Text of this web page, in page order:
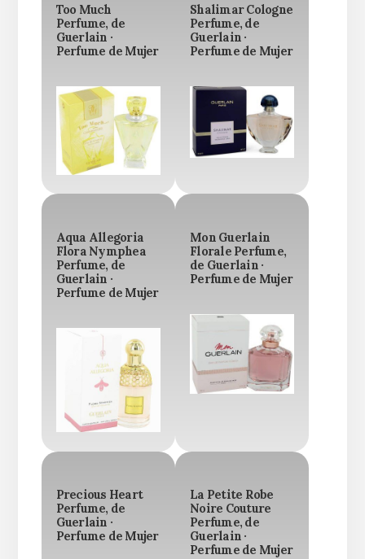
Too Much
Perfume, de
Guerlain ·
Perfume de Mujer
Shalimar Cologne
Perfume, de
Guerlain ·
Perfume de Mujer
Aqua Allegoria
Flora Nymphea
Perfume, de
Guerlain ·
Perfume de Mujer
Mon Guerlain
Florale Perfume,
de Guerlain ·
Perfume de Mujer
Precious Heart
Perfume, de
Guerlain ·
Perfume de Mujer
La Petite Robe
Noire Couture
Perfume, de
Guerlain ·
Perfume de Mujer